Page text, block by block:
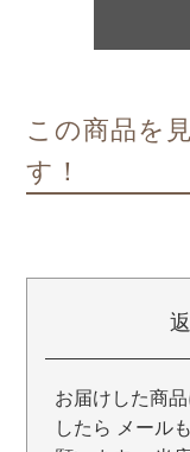
この商品を
す！
お届けした商
したら メール